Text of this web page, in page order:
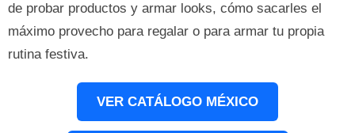
de probar productos y armar looks, cómo sacarles el
máximo provecho para regalar o para armar tu propia
rutina festiva.
VER CATÁLOGO MÉXICO